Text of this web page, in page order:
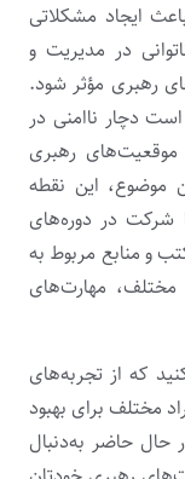
ایجاد مشکلاتی
در مدیریت و
رهبری مؤثر شود.
دچار ناامنی در
موقعیت‌های رهبری
موضوع، این نقطه
شرکت در دوره‌های
و منابع مربوط به
مهارت‌های
که از تجربه‌های
مختلف برای بهبود
حال حاضر به‌دنبال